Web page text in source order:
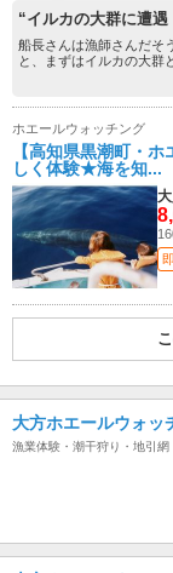
“イルカの大群に遭遇
船長さんは漁師さんだそ
と、まずはイルカの大群と
ホエールウォッチング
【高知県黒潮町・
しく体験★海を知...
大方ホエールウォッ
漁業体験・潮干狩り・地引網